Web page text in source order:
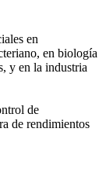
en
en biología
y en la industria
de
de rendimientos